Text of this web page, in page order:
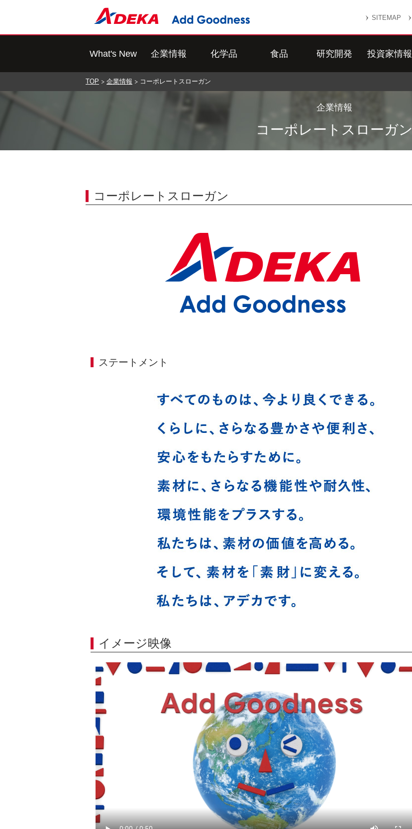
SITEMAP
What's New 企業情報 化学品 食品 研究開発 投資家情報
TOP 企業情報 コーポレートスローガン
企業情報
コーポレートスローガン
コーポレートスローガン
ステートメント
イメージ映像